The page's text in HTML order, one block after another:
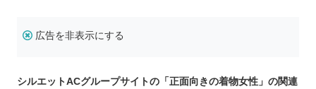
広告を非表示にする
シルエットACグループサイトの「正面向きの着物女性」の関連